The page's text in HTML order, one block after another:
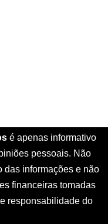
é apenas informativo
pessoais. Não
das informações e não
financeiras tomadas
responsabilidade do